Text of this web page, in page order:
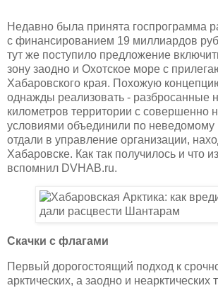
Недавно была принята госпрограмма
с финансированием 19 миллиардов
тут же поступило предложение
зону заодно и Охотское море с
Хабаровского края. Похожую
однажды реализовать - разбросанные
километров территории с совершенно
условиями объединили по неведомому
отдали в управление организации,
Хабаровске. Как так получилось и что
вспомнил DVHAB.ru.
Скачки с флагами
Первый дорогостоящий подход к
арктических, а заодно и